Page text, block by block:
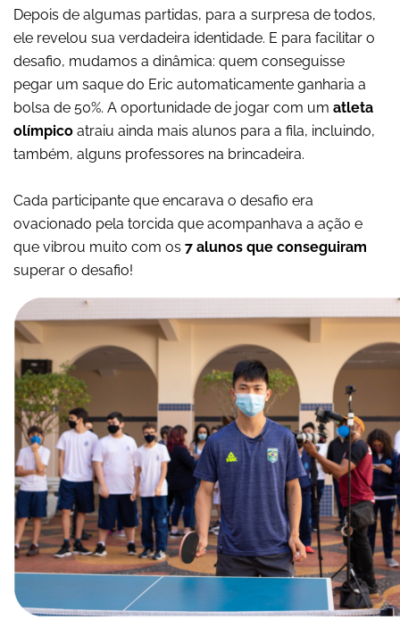
Depois de algumas partidas, para a surpresa de todos,
ele revelou sua verdadeira identidade. E para facilitar o
desafio, mudamos a dinâmica: quem conseguisse
pegar um saque do Eric automaticamente ganharia a
bolsa de 50%. A oportunidade de jogar com um atleta
olímpico atraiu ainda mais alunos para a fila, incluindo,
também, alguns professores na brincadeira.
Cada participante que encarava o desafio era
ovacionado pela torcida que acompanhava a ação e
que vibrou muito com os 7 alunos que conseguiram
superar o desafio!